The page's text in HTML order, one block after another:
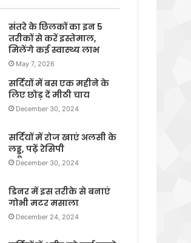
संतरे के छिलकों का इन 5
तरीकों से करें इस्तेमाल,
मिलेंगे कई स्वास्थ्य लाभ
May 7, 2026
सर्दियों में बस एक महीने के
लिए छोड़ दें मीठी चाय
December 30, 2024
सर्दियों में रोज खाएं अलसी के
लड्डू, पढ़ें रेसिपी
December 30, 2024
डिनर में इस तरीके से बनाएं
गोभी मटर मसाला
December 24, 2024